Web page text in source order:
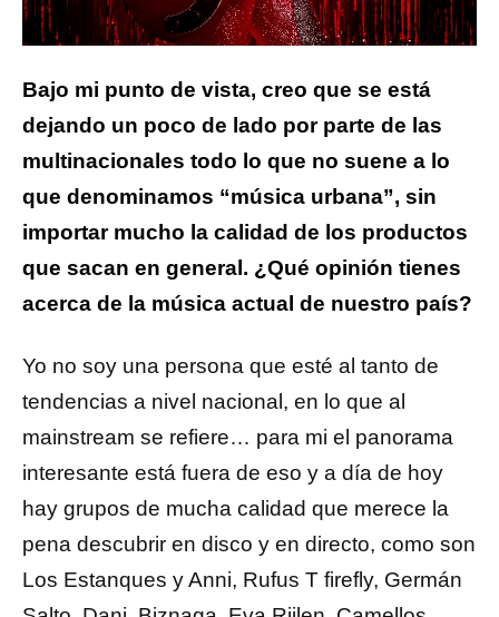
Bajo mi punto de vista, creo que se está
dejando un poco de lado por parte de las
multinacionales todo lo que no suene a lo
que denominamos “música urbana”, sin
importar mucho la calidad de los productos
que sacan en general. ¿Qué opinión tienes
acerca de la música actual de nuestro país?
Yo no soy una persona que esté al tanto de
tendencias a nivel nacional, en lo que al
mainstream se refiere… para mi el panorama
interesante está fuera de eso y a día de hoy
hay grupos de mucha calidad que merece la
pena descubrir en disco y en directo, como son
Los Estanques y Anni, Rufus T firefly, Germán